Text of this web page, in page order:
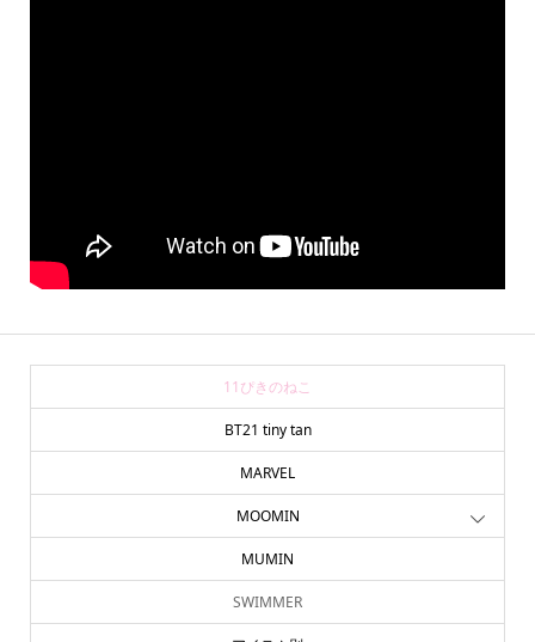
11ぴきのねこ
BT21 tiny tan
MARVEL
MOOMIN
MUMIN
SWIMMER
online store company info contact us share me!